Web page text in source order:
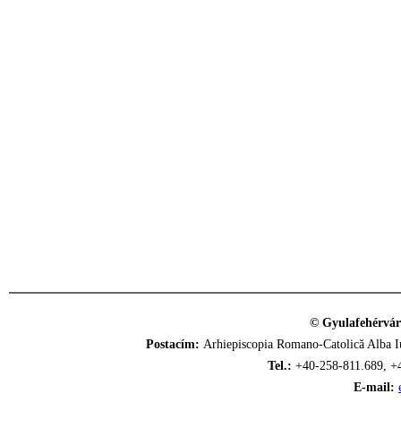
©
Postacím: Arhiepiscopia Romano-Catolică
Tel.: +40-258-811.689,
E-mail: